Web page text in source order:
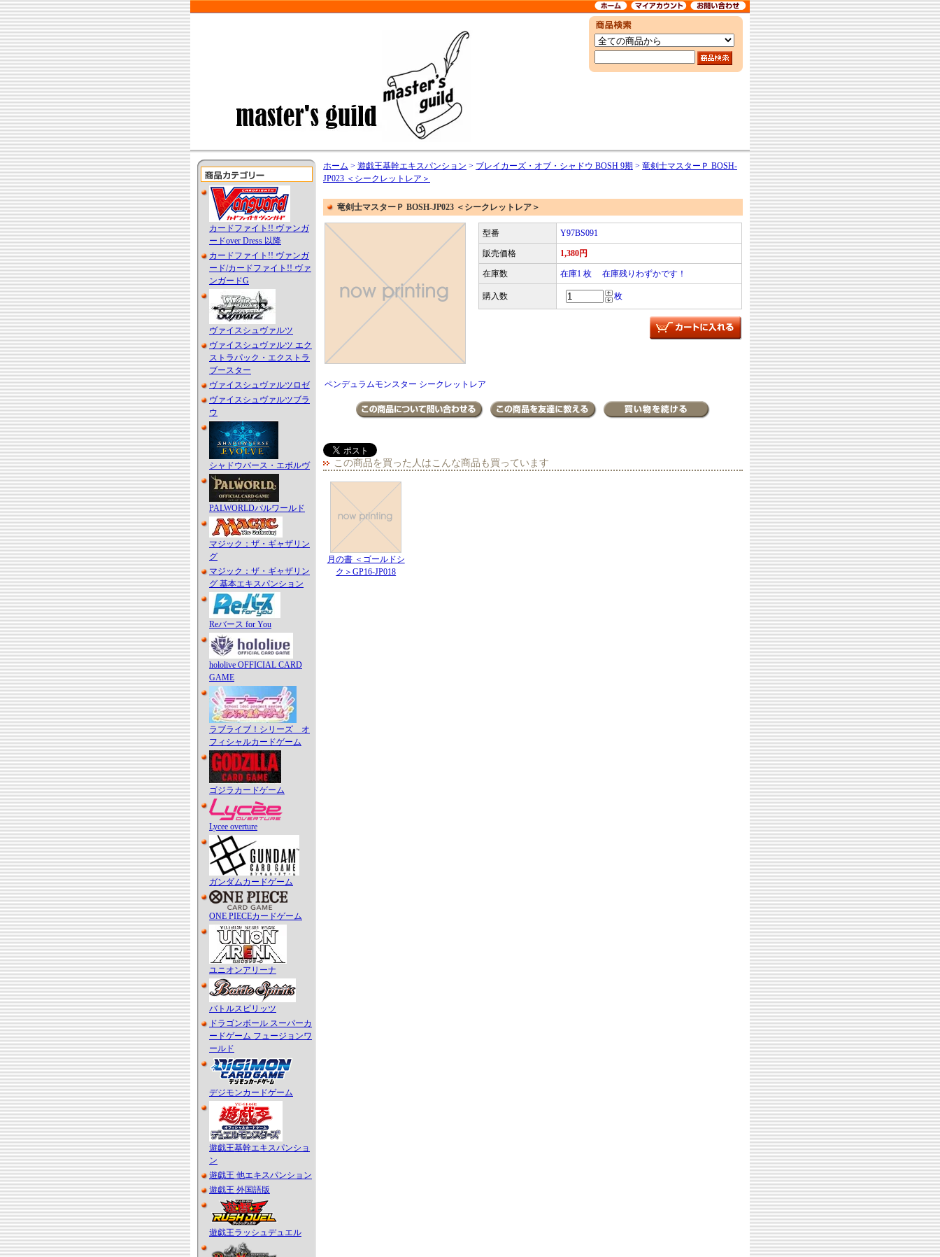
カードファイト!! ヴァンガ
ードover Dress 以降
カードファイト!! ヴァンガ
ード/カードファイト!! ヴァ
ンガードG
ヴァイスシュヴァルツ
ヴァイスシュヴァルツ エク
ストラパック・エクストラ
ブースター
ヴァイスシュヴァルツロゼ
ヴァイスシュヴァルツブラ
ウ
シャドウバース・エボルヴ
PALWORLDパルワールド
マジック：ザ・ギャザリン
グ
マジック：ザ・ギャザリン
グ 基本エキスパンション
Reバース for You
hololive OFFICIAL CARD
GAME
ラブライブ！シリーズ オ
フィシャルカードゲーム
ゴジラカードゲーム
Lycee overture
ガンダムカードゲーム
ONE PIECEカードゲーム
ユニオンアリーナ
バトルスピリッツ
ドラゴンボール スーパーカ
ードゲーム フュージョンワ
ールド
デジモンカードゲーム
遊戯王基幹エキスパンショ
ン
遊戯王 他エキスパンション
遊戯王 外国語版
遊戯王ラッシュデュエル
ホーム > 遊戯王基幹エキスパンション > ブレイカーズ・オブ・シャドウ BOSH 9期 > 竜剣士マスターＰ BOSH-
JP023 ＜シークレットレア＞
竜剣士マスターＰ BOSH-JP023 ＜シークレットレア＞
型番 Y97BS091
販売価格 1,380円
在庫数 在庫1 枚 在庫残りわずかです！
購入数 枚
ペンデュラムモンスター シークレットレア
この商品を買った人はこんな商品も買っています
月の書 ＜ゴールドシ
ク＞GP16-JP018